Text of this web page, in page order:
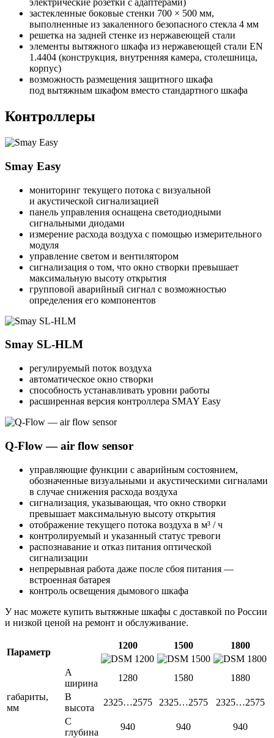
электрические розетки с адаптерами)
застекленные боковые стенки 700 × 500 мм,
выполненные из закаленного безопасного стекла 4 мм
решетка на задней стенке из нержавеющей стали
элементы вытяжного шкафа из нержавеющей стали EN
1.4404 (конструкция, внутренняя камера, столешница,
корпус)
возможность размещения защитного шкафа
под вытяжным шкафом вместо стандартного шкафа
Контроллеры
Smay Easy
мониторинг текущего потока с визуальной
и акустической сигнализацией
панель управления оснащена светодиодными
сигнальными диодами
измерение расхода воздуха с помощью измерительного
модуля
управление светом и вентилятором
сигнализация о том, что окно створки превышает
максимальную высоту открытия
групповой аварийный сигнал с возможностью
определения его компонентов
Smay SL-HLM
регулируемый поток воздуха
автоматическое окно створки
способность устанавливать уровни работы
расширенная версия контроллера SMAY Easy
Q-Flow — air flow sensor
управляющие функции с аварийным состоянием,
обозначенные визуальными и акустическими сигналами
в случае снижения расхода воздуха
сигнализация, указывающая, что окно створки
превышает максимальную высоту открытия
отображение текущего потока воздуха в м³ / ч
контролируемый и указанный статус тревоги
распознавание и отказ питания оптической
сигнализации
непрерывная работа даже после сбоя питания —
встроенная батарея
контроль освещения дымового шкафа
У нас можете купить вытяжные шкафы с доставкой по России
и низкой ценой на ремонт и обслуживание.
Параметр
1200 1500 1800
габариты,
мм
A
ширина
1280 1580
1880
B
высота
2325…2575 2325…2575
2325…2575
C
глубина
940 940 940